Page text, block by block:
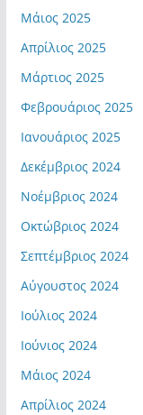
Μάιος 2025
Απρίλιος 2025
Μάρτιος 2025
Φεβρουάριος 2025
Ιανουάριος 2025
Δεκέμβριος 2024
Νοέμβριος 2024
Οκτώβριος 2024
Σεπτέμβριος 2024
Αύγουστος 2024
Ιούλιος 2024
Ιούνιος 2024
Μάιος 2024
Απρίλιος 2024